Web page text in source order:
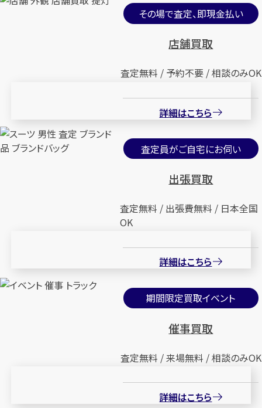
その場で査定、即現金払い
店舗買取
査定無料 / 予約不要 / 相談のみOK
詳細はこちら
査定員がご自宅にお伺い
出張買取
査定無料 / 出張費無料 / 日本全国
OK
詳細はこちら
期間限定買取イベント
催事買取
査定無料 / 来場無料 / 相談のみOK
詳細はこちら